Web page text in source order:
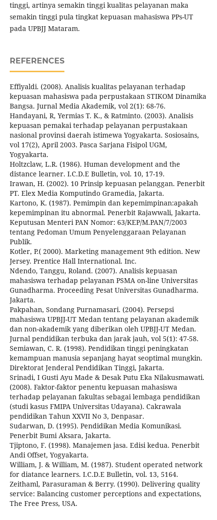
tinggi, artinya semakin tinggi kualitas pelayanan maka
semakin tinggi pula tingkat kepuasan mahasiswa PPs-UT
pada UPBJJ Mataram.
REFERENCES
Effiyaldi. (2008). Analisis kualitas pelayanan terhadap
kepuasan mahasiswa pada perpustakaan STIKOM Dinamika
Bangsa. Jurnal Media Akademik, vol 2(1): 68-76.
Handayani, R, Yermias T. K., & Ratminto. (2003). Analisis
kepuasan pemakai terhadap pelayanan perpustakaan
nasional provinsi daerah istimewa Yogyakarta. Sosiosains,
vol 17(2), April 2003. Pasca Sarjana Fisipol UGM,
Yogyakarta.
Holtzclaw, L.R. (1986). Human development and the
distance learner. I.C.D.E Bulletin, vol. 10, 17-19.
Irawan, H. (2002). 10 Prinsip kepuasan pelanggan. Penerbit
PT. Elex Media Komputindo Gramedia, Jakarta.
Kartono, K. (1987). Pemimpin dan kepemimpinan:apakah
kepemimpinan itu abnormal. Penerbit Rajawwali, Jakarta.
Keputusan Menteri PAN Nomor: 63/KEP/M.PAN/7/2003
tentang Pedoman Umum Penyelenggaraan Pelayanan
Publik.
Kotler, P.( 2000). Marketing management 9th edition. New
Jersey. Prentice Hall International. Inc.
Ndendo, Tanggu, Roland. (2007). Analisis kepuasan
mahasiswa terhadap pelayanan PSMA on-line Universitas
Gunadharma. Proceeding Pesat Universitas Gunadharma.
Jakarta.
Pakpahan, Sondang Purnamasari. (2004). Persepsi
mahasiswa UPBJJ-UT Medan tentang pelayanan akademik
dan non-akademik yang diberikan oleh UPBJJ-UT Medan.
Jurnal pendidikan terbuka dan jarak jauh, vol 5(1): 47-58.
Semiawan, C. R. (1998). Pendidikan tinggi peningkatan
kemampuan manusia sepanjang hayat seoptimal mungkin.
Direktorat Jenderal Pendidikan Tinggi, Jakarta.
Srinadi, I Gusti Ayu Made & Desak Putu Eka Nilakusmawati.
(2008). Faktor-faktor penentu kepuasan mahasiswa
terhadap pelayanan fakultas sebagai lembaga pendidikan
(studi kasus FMIPA Universitas Udayana). Cakrawala
pendidikan Tahun XXVII No 3, Denpasar.
Sudarwan, D. (1995). Pendidikan Media Komunikasi.
Penerbit Bumi Aksara, Jakarta.
Tjiptono, F. (1998). Manajemen jasa. Edisi kedua. Penerbit
Andi Offset, Yogyakarta.
William, J. & William, M. (1987). Student operated network
for diatance learners. I.C.D.E Bulletin, vol. 13, 5164.
Zeithaml, Parasuraman & Berry. (1990). Delivering quality
service: Balancing customer perceptions and expectations,
The Free Press, USA.